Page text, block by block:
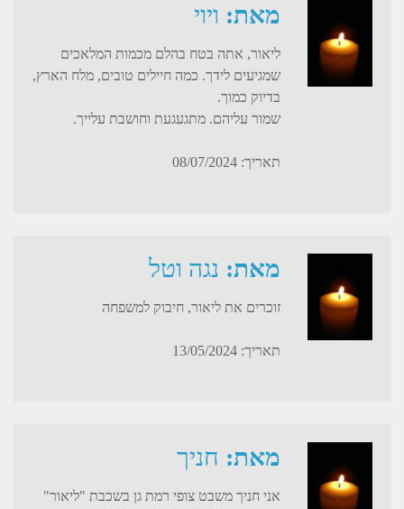
מאת: ויוי
ליאור, אתה בטח בהלם מכמות המלאכים
שמגיעים לידך. כמה חיילים טובים, מלח הארץ,
בדיוק כמוך.
שמור עליהם. מתגעגעת וחושבת עלייך.
תאריך: 08/07/2024
מאת: נגה וטל
זוכרים את ליאור, חיבוק למשפחה
תאריך: 13/05/2024
מאת: חניך
אני חניך משבט צופי רמת גן בשכבת "ליאור"